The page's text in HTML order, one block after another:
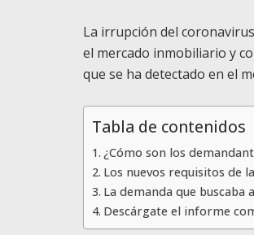
La irrupción del
el mercado inmobiliario y
que se ha detectado en el
Tabla de contenidos
¿Cómo son los
Los nuevos requisitos de
La demanda que buscaba
Descárgate el informe